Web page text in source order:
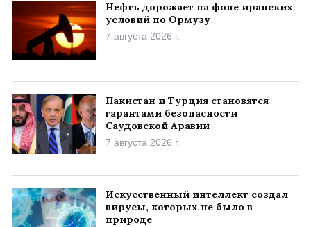
Нефть дорожает на фоне иранских
условий по Ормузу
7 августа 2026 г.
Пакистан и Турция становятся
гарантами безопасности
Саудовской Аравии
7 августа 2026 г.
Искусственный интеллект создал
вирусы, которых не было в
природе